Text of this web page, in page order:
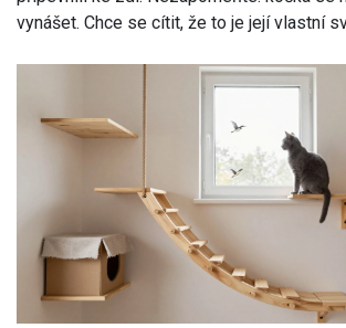
vynášet. Chce se cítit, že to je její vlastní